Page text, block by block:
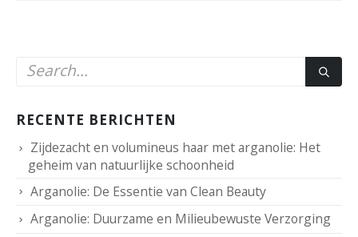
RECENTE BERICHTEN
Zijdezacht en volumineus haar met arganolie: Het
geheim van natuurlijke schoonheid
Arganolie: De Essentie van Clean Beauty
Arganolie: Duurzame en Milieubewuste Verzorging